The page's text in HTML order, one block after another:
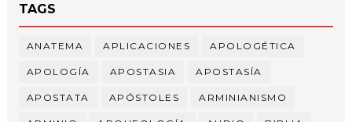
TAGS
ANATEMA APLICACIONES APOLOGÉTICA
APOLOGÍA APOSTASIA APOSTASÍA
APOSTATA APÓSTOLES ARMINIANISMO